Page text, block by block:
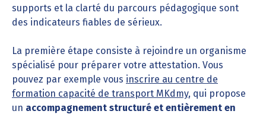
supports et la clarté du parcours pédagogique sont
des indicateurs fiables de sérieux.
La première étape consiste à rejoindre un organisme
spécialisé pour préparer votre attestation. Vous
pouvez par exemple vous inscrire au centre de
formation capacité de transport MKdmy, qui propose
un accompagnement structuré et entièrement en